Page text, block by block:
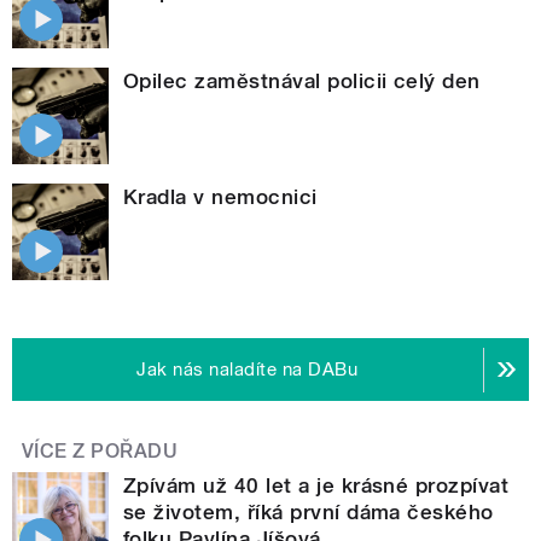
Opilec zaměstnával policii celý den
Kradla v nemocnici
Jak nás naladíte na DABu
VÍCE Z POŘADU
Zpívám už 40 let a je krásné prozpívat
se životem, říká první dáma českého